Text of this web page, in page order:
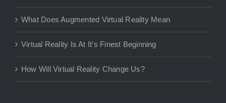
What Does Augmented Virtual Reality Mean
Virtual Reality Is At It’s Finest Beginning
How Will Virtual Reality Change Us?